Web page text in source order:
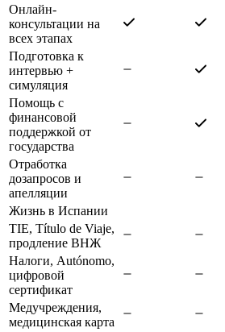
Онлайн-
консультации на
всех этапах
Подготовка к
интервью +
симуляция
Помощь с
финансовой
поддержкой от
государства
Отработка
дозапросов и
апелляции
Жизнь в Испании
TIE, Título de Viaje,
продление ВНЖ
Налоги, Autónomo,
цифровой
сертификат
Медучреждения,
медицинская карта